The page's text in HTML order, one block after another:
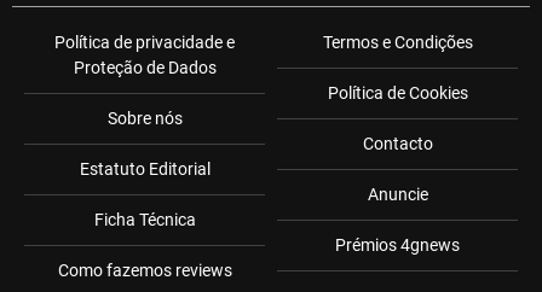
Política de privacidade e
Proteção de Dados
Sobre nós
Estatuto Editorial
Ficha Técnica
Como fazemos reviews
Termos e Condições
Política de Cookies
Contacto
Anuncie
Prémios 4gnews